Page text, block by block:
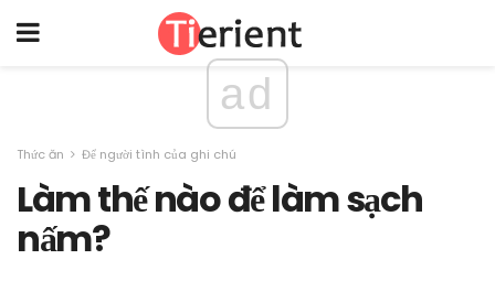
ad
Thức ăn Để người tình của ghi chú
Làm thế nào để làm sạch
nấm?